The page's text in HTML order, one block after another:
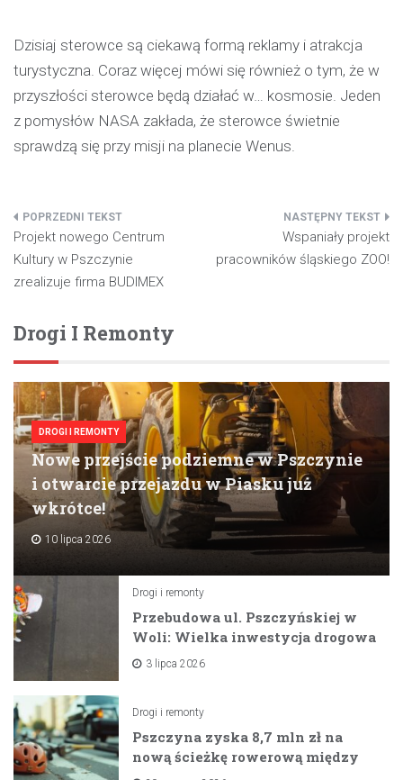
Dzisiaj sterowce są ciekawą formą reklamy i atrakcja
turystyczna. Coraz więcej mówi się również o tym, że w
przyszłości sterowce będą działać w… kosmosie. Jeden
z pomysłów NASA zakłada, że sterowce świetnie
sprawdzą się przy misji na planecie Wenus.
Nawigacja
wpisu
Projekt nowego Centrum
Kultury w Pszczynie
zrealizuje firma BUDIMEX
Wspaniały projekt
pracowników śląskiego ZOO!
Drogi I Remonty
DROGI I REMONTY
Nowe przejście podziemne w Pszczynie
i otwarcie przejazdu w Piasku już
wkrótce!
10 lipca 2026
Drogi i remonty
Przebudowa ul. Pszczyńskiej w
Woli: Wielka inwestycja drogowa
na horyzoncie
3 lipca 2026
Drogi i remonty
Pszczyna zyska 8,7 mln zł na
nową ścieżkę rowerową między